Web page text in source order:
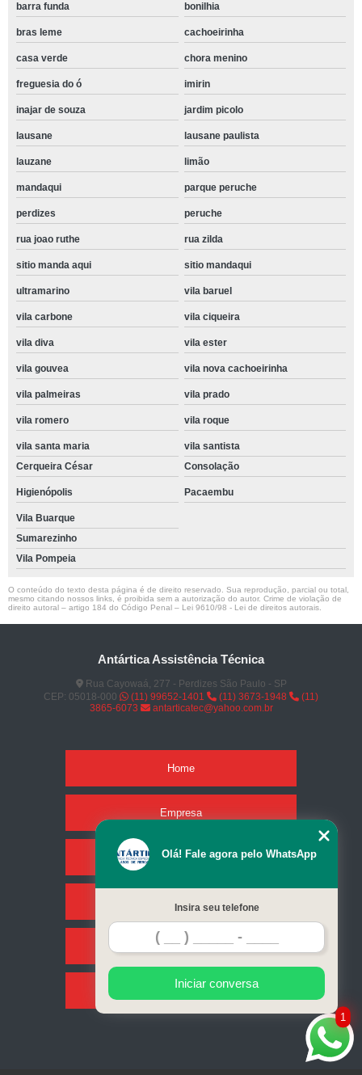
barra funda bonilhia
bras leme cachoeirinha
casa verde chora menino
freguesia do ó imirin
inajar de souza jardim picolo
lausane lausane paulista
lauzane limão
mandaqui parque peruche
perdizes peruche
rua joao ruthe rua zilda
sitio manda aqui sitio mandaqui
ultramarino vila baruel
vila carbone vila ciqueira
vila diva vila ester
vila gouvea vila nova cachoeirinha
vila palmeiras vila prado
vila romero vila roque
vila santa maria
vila santista
Cerqueira César
Consolação
Higienópolis Pacaembu
Vila Buarque
Sumarezinho
Vila Pompeia
O conteúdo do texto desta página é de direito reservado. Sua reprodução, parcial ou total,
mesmo citando nossos links, é proibida sem a autorização do autor. Crime de violação de
direito autoral – artigo 184 do Código Penal – Lei 9610/98 - Lei de direitos autorais
Antártica Assistência Técnica
Rua Cayowaá, 277 - Perdizes São Paulo - SP
CEP: 05018-000
(11) 99652-1401 (11) 3673-1948
(11)
3865-6073
antarticatec@yahoo.com.br
Home
Empresa
Missão
Serviços
Contato
Mapa do site
1
Olá! Fale agora pelo WhatsApp
Insira seu telefone
Iniciar conversa